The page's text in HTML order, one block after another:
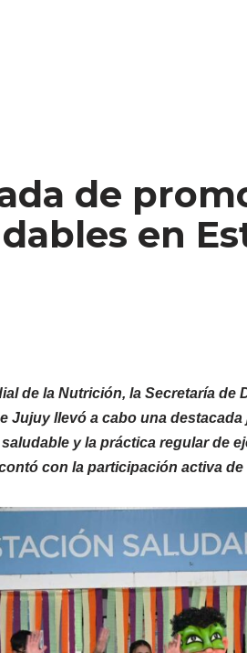
de
en
de la Nutrición, la Secretaría de
Jujuy llevó a cabo una
y la práctica regular de
con la participación activa